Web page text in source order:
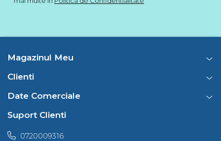
Magazinul Meu
Clienti
Date Comerciale
Suport Clienti
0720009316